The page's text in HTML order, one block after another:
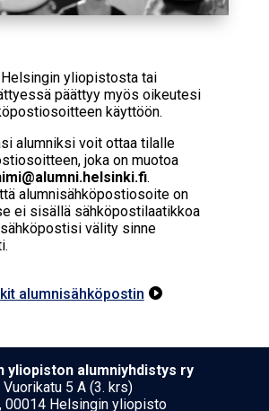
yliopistosta tai
päättyy myös oikeutesi
käyttöön.
alumniksi voit ottaa tilalle
joka on muotoa
.
alumnisähköpostiosoite on
ei sisällä sähköpostilaatikkoa
välity sinne
alumnisähköpostin 
yli­opis­ton alumniyhdistys ry
Vuorikatu 5 A (3. krs)
00014 Helsingin yliopisto